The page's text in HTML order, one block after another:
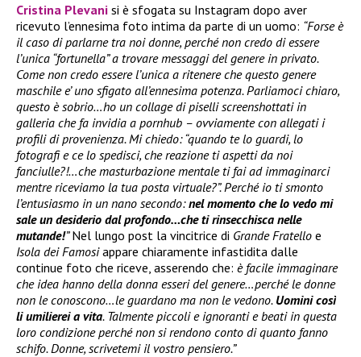
Cristina Plevani si è sfogata su Instagram dopo aver
ricevuto l’ennesima foto intima da parte di un uomo: “Forse è
il caso di parlarne tra noi donne, perché non credo di essere
l’unica “fortunella” a trovare messaggi del genere in privato.
Come non credo essere l’unica a ritenere che questo genere
maschile e’ uno sfigato all’ennesima potenza. Parliamoci chiaro,
questo è sobrio…ho un collage di piselli screenshottati in
galleria che fa invidia a pornhub – ovviamente con allegati i
profili di provenienza. Mi chiedo: “quando te lo guardi, lo
fotografi e ce lo spedisci, che reazione ti aspetti da noi
fanciulle?!…che masturbazione mentale ti fai ad immaginarci
mentre riceviamo la tua posta virtuale?”. Perché io ti smonto
l’entusiasmo in un nano secondo:nel momento che lo vedo mi
sale un desiderio dal profondo…che ti rinsecchisca nelle
mutande!”Nel lungo post la vincitrice di Grande Fratello e
Isola dei Famosiappare chiaramente infastidita dalle
continue foto che riceve, asserendo che: è facile immaginare
che idea hanno della donna esseri del genere…perché le donne
non le conoscono…le guardano ma non le vedono. Uomini così
li umilierei a vita. Talmente piccoli e ignoranti e beati in questa
loro condizione perché non si rendono conto di quanto fanno
schifo. Donne, scrivetemi il vostro pensiero.”